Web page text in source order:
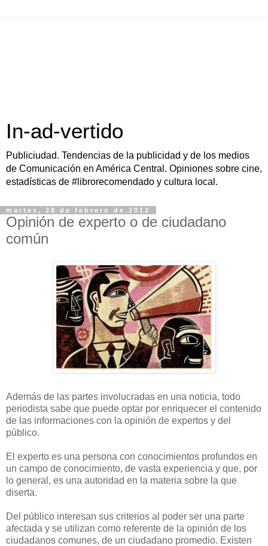
In-ad-vertido
Publiciudad. Tendencias de la publicidad y de los medios
de Comunicación en América Central. Opiniones sobre cine,
estadísticas de #librorecomendado y cultura local.
martes, 28 de febrero de 2012
Opinión de experto o de ciudadano
común
Además de las partes involucradas en una noticia, todo
periodista sabe que puede optar por enriquecer el contenido
de las informaciones con la opinión de expertos y del
público.
El experto es una persona con conocimientos profundos en
un campo de conocimiento, de vasta experiencia y que, por
lo general, es una autoridad en la materia sobre la que
diserta.
Del público interesan sus criterios al poder ser una parte
afectada y se utilizan como referente de la opinión de los
ciudadanos comunes, de un ciudadano promedio. Existen